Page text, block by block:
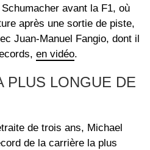
avant la F1, où
après une sortie de piste,
Juan-Manuel Fangio, dont il
en vidéo.
PLUS LONGUE DE
de trois ans, Michael
de la carrière la plus